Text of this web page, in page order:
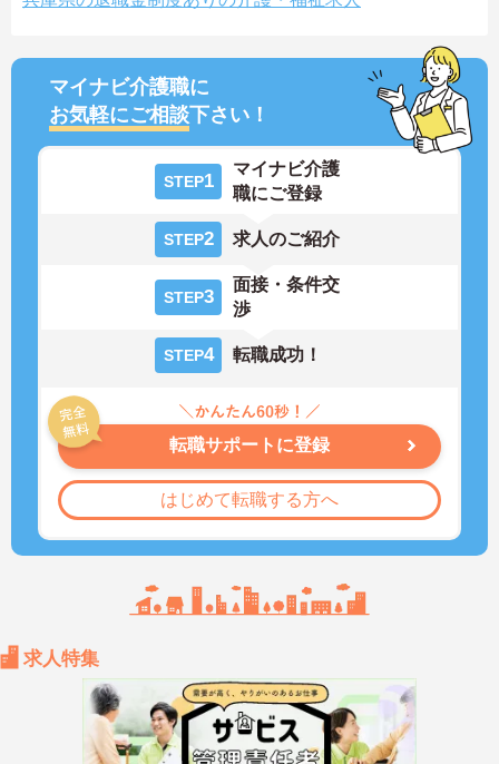
マイナビ介護職に
お気軽にご相談下さい！
STEP1
マイナビ介護
職にご登録
STEP2 求人のご紹介
STEP3
面接・条件交
渉
STEP4 転職成功！
転職サポートに登録
はじめて転職する方へ
求人特集